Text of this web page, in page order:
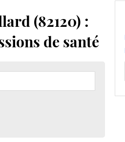
(82120) :
de santé